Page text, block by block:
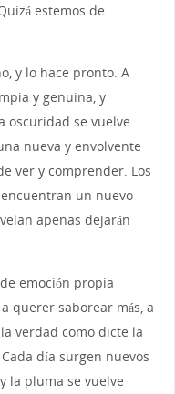
estemos de
y lo hace pronto. A
y genuina, y
oscuridad se vuelve
nueva y envolvente
ver y comprender. Los
un nuevo
apenas dejarán
emoción propia
querer saborear más, a
verdad como dicte la
día surgen nuevos
la pluma se vuelve